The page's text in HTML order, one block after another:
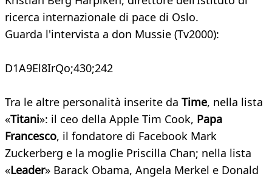
ricerca internazionale di pace di Oslo.
Guarda l'intervista a don Mussie (Tv2000):
D1A9El8IrQo;430;242
Tra le altre personalità inserite da Time, nella lista
«Titani»: il ceo della Apple Tim Cook, Papa
Francesco, il fondatore di Facebook Mark
Zuckerberg e la moglie Priscilla Chan; nella lista
«Leader» Barack Obama, Angela Merkel e Donald